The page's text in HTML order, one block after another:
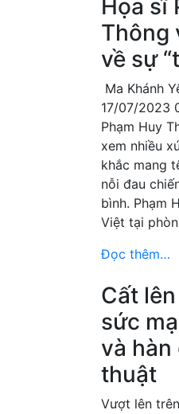
Họa sĩ
Thông
về sự
Ma Khánh
17/07/2023
Phạm Huy
xem nhiều
khắc mang
nỗi đau
bình. Phạm
Việt tại
Đọc thêm…
Cất lên
sức
và hàn
thuật
Vượt lên